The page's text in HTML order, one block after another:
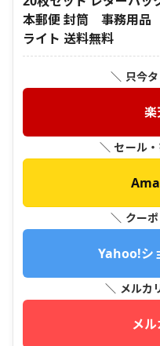
本郵便 封筒 事務用品
ライト 送料無料
＼ 只今
楽
＼ セール
＼ クー
Yahoo!シ
＼ メルカ
メ